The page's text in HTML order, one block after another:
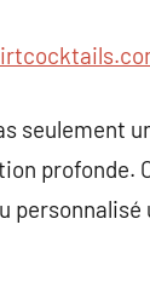
seulement
profonde.